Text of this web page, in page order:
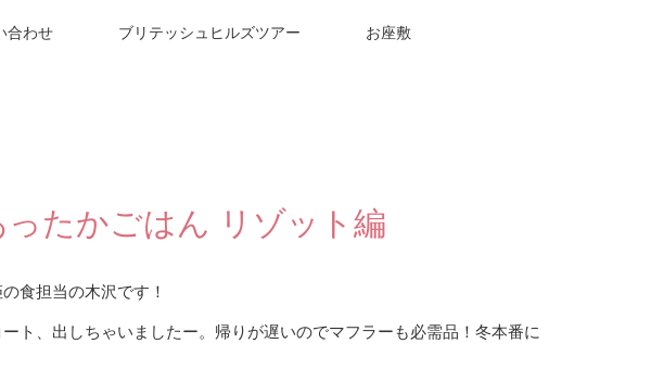
合わせ ブリテッシュヒルズツアー お座敷
ったかごはん リゾット編
食担当の木沢です！
ト、出しちゃいましたー。帰りが遅いのでマフラーも必需品！冬本番に